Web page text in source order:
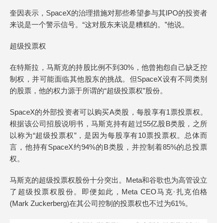
奎因表示，SpaceX的治理措施对那些希望参与其IPO的投资者
来说是一个警示信号。“这对股东来说是糟糕的。”他说。
超级投票权
在特斯拉，马斯克的持股比例不到30%，他曾抱怨自己缺乏控
制权，并可能面临其他股东的挑战。但SpaceX设有不同类别
的股票，他的权力源于所谓的“超级投票权”股份。
SpaceX的外部投资者可以购买A类股，每股享有1票投票权。
根据该公司招股说明书，马斯克持有超过55亿股B类股，之所
以称为“超级投票权”，是因为每股享有10票投票权。总体而
言，他持有SpaceX约94%的B类股，并控制着85%的总投票
权。
马斯克的超级投票权股份十分突出。Meta和谷歌也为高管设立
了超级投票权股份。即便如此，Meta CEO马克·扎克伯格
(Mark Zuckerberg)在其公司控制的投票权也不过为61%。